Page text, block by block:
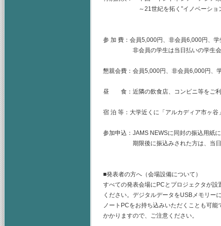
～21世紀を拓く”イノベーション”
参 加 費：会員5,000円、非会員6,000円、
非会員の学生は当日払いの学生会
懇親会費：会員5,000円、非会員6,000円、
昼 食：近隣の飲食店、コンビニ等をご利
宿 泊 等：大学近くに「アルカディア市ヶ
参加申込：JAMS NEWSに同封の振込用紙
期限後に振込みされた方は、当日振
■発表者の方へ（会場設備について）
すべての発表会場にPCとプロジェクタが
ください。デジタルデータをUSBメモリー
ノートPCをお持ち込みいただくことも可
かかりますので、ご注意ください。